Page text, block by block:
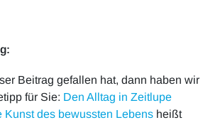
Beitrag gefallen hat, dann haben wir
für Sie: Den Alltag in Zeitlupe
Kunst des bewussten Lebens heißt